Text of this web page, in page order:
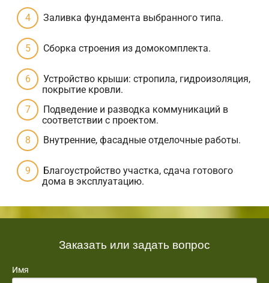
Заливка фундамента выбранного типа.
Сборка строения из домокомплекта.
Устройство крыши: стропила, гидроизоляция,
покрытие кровли.
Подведение и разводка коммуникаций в
соответствии с проектом.
Внутренние, фасадные отделочные работы.
Благоустройство участка, сдача готового
дома в эксплуатацию.
Заказать или задать вопрос
Имя